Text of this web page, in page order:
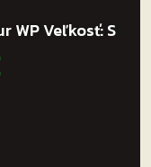
WP Veľkosť: S